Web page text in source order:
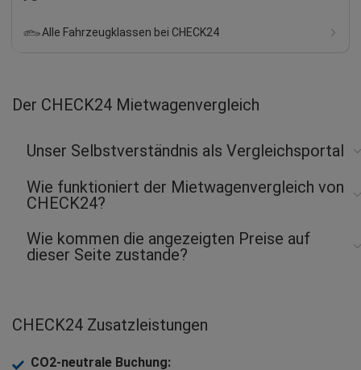
Alle Fahrzeugklassen bei CHECK24
Der CHECK24 Mietwagenvergleich
Unser Selbstverständnis als Vergleichsportal
Wie funktioniert der Mietwagenvergleich von
CHECK24?
Wie kommen die angezeigten Preise auf
dieser Seite zustande?
CHECK24 Zusatzleistungen
CO2-neutrale Buchung: